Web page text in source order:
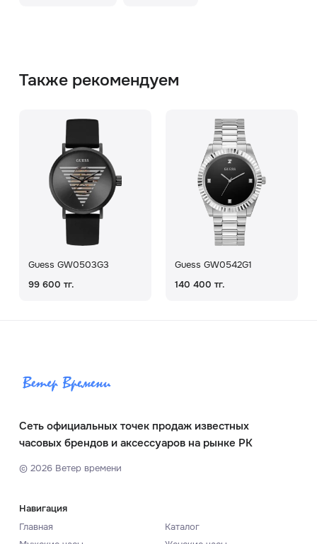
Также рекомендуем
Guess GW0503G3
99 600 тг.
Guess GW0542G1
140 400 тг.
Сеть официальных точек продаж известных
часовых брендов и аксессуаров на рынке РК
© 2026Ветер времени
Навигация
Главная
Каталог